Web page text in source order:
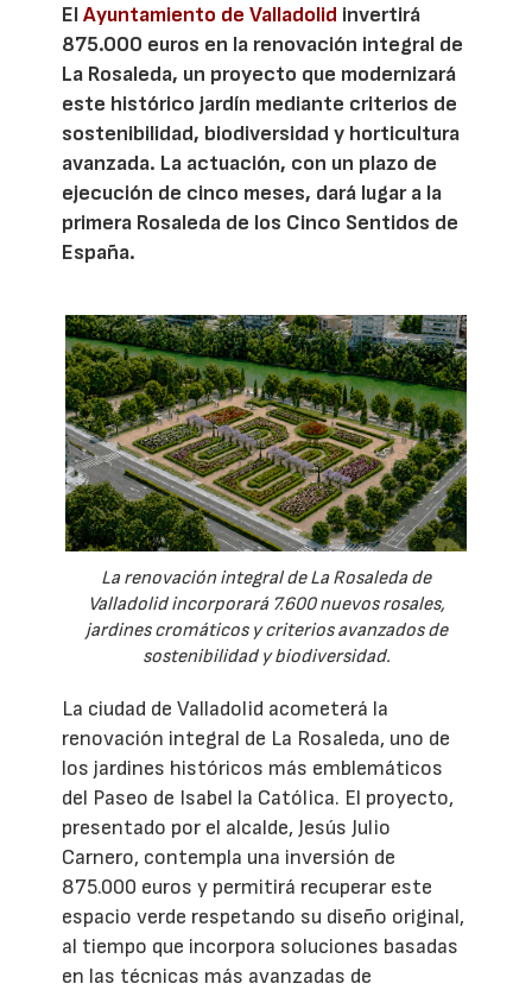
ElAyuntamiento de Valladolid invertirá
875.000 euros en la renovación integral de
La Rosaleda, un proyecto que modernizará
este histórico jardín mediante criterios de
sostenibilidad, biodiversidad y horticultura
avanzada. La actuación, con un plazo de
ejecución de cinco meses, dará lugar a la
primera Rosaleda de los Cinco Sentidos de
España.
La renovación integral de La Rosaleda de
Valladolid incorporará 7.600 nuevos rosales,
jardines cromáticos y criterios avanzados de
sostenibilidad y biodiversidad.
La ciudad de Valladolid acometerá la
renovación integral de La Rosaleda, uno de
los jardines históricos más emblemáticos
del Paseo de Isabel la Católica. El proyecto,
presentado por el alcalde, Jesús Julio
Carnero, contempla una inversión de
875.000 euros y permitirá recuperar este
espacio verde respetando su diseño original,
al tiempo que incorpora soluciones basadas
en las técnicas más avanzadas de